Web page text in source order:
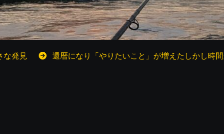
還暦になり「やりたいこと」が増えたしかし時間が足りない…